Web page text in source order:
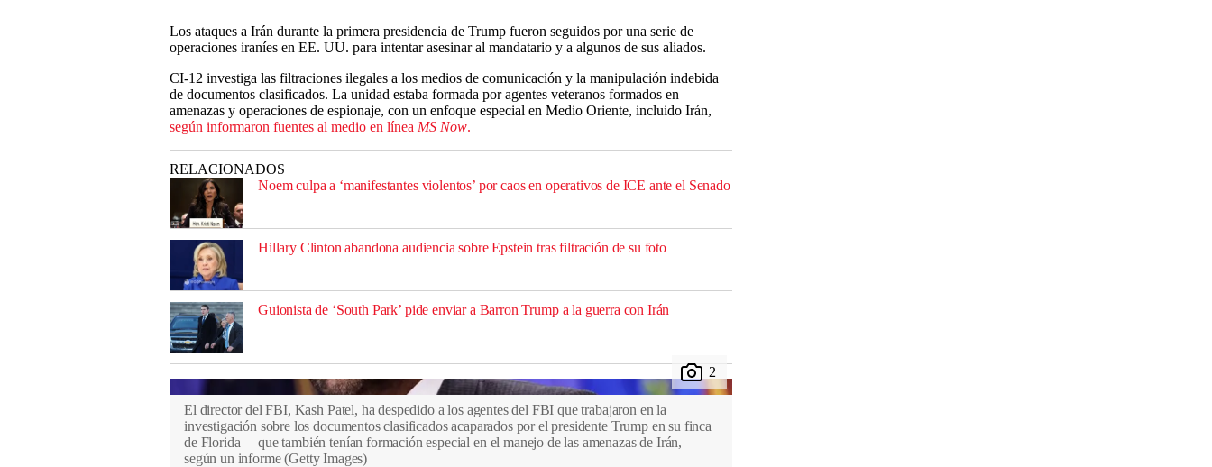
Los ataques a Irán durante la primera presidencia de Trump fueron seguidos por una serie de
operaciones iraníes en EE. UU. para intentar asesinar al mandatario y a algunos de sus aliados.
CI-12 investiga las filtraciones ilegales a los medios de comunicación y la manipulación indebida
de documentos clasificados. La unidad estaba formada por agentes veteranos formados en
amenazas y operaciones de espionaje, con un enfoque especial en Medio Oriente, incluido Irán,
según informaron fuentes al medio en línea MS Now.
RELACIONADOS
Noem culpa a ‘manifestantes violentos’ por caos en operativos de ICE ante el Senado
Hillary Clinton abandona audiencia sobre Epstein tras filtración de su foto
Guionista de ‘South Park’ pide enviar a Barron Trump a la guerra con Irán
El director del FBI, Kash Patel, ha despedido a los agentes del FBI que trabajaron en la
investigación sobre los documentos clasificados acaparados por el presidente Trump en su finca
de Florida —que también tenían formación especial en el manejo de las amenazas de Irán,
según un informe (Getty Images)